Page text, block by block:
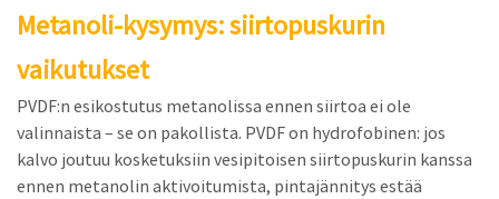
Metanoli-kysymys: siirtopuskurin
vaikutukset
PVDF:n esikostutus metanolissa ennen siirtoa ei ole
valinnaista – se on pakollista. PVDF on hydrofobinen: jos
kalvo joutuu kosketuksiin vesipitoisen siirtopuskurin kanssa
ennen metanolin aktivoitumista, pintajännitys estää